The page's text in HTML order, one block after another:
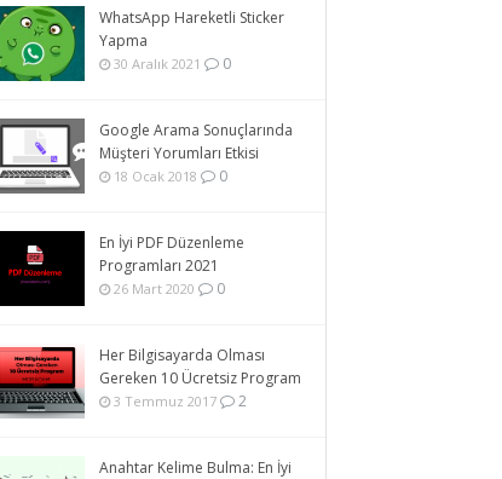
WhatsApp Hareketli Sticker
Yapma
30 Aralık 2021 0
Google Arama Sonuçlarında
Müşteri Yorumları Etkisi
18 Ocak 2018 0
En İyi PDF Düzenleme
Programları 2021
26 Mart 2020 0
Her Bilgisayarda Olması
Gereken 10 Ücretsiz Program
3 Temmuz 2017 2
Anahtar Kelime Bulma: En İyi